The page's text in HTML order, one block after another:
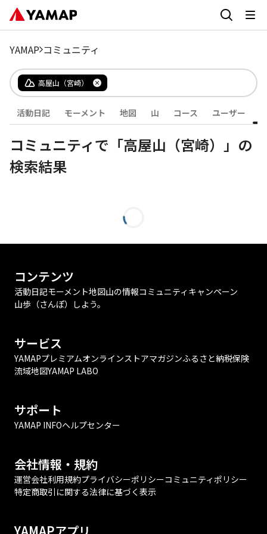
YAMAP コミュニティ
高屋山（宮崎）
活動日記 モーメント 地図 山 コース ユーザー
コミュニティで「高屋山（宮崎）」の
検索結果
コンテンツ
活動日記モーメント地図山の情報コミュニティ キャンペーン
山歩（さんぽ）しよう。
サービス
YAMAPプレミアムオンラインストアマガジンふるさと納税保険
流域地図YAMAP LABO
サポート
YAMAP INFOヘルプセンター
会社情報・規約
運営会社利用規約プライバシーポリシーコミュニティポリシー
特定商取引に関する法律に基づく表示